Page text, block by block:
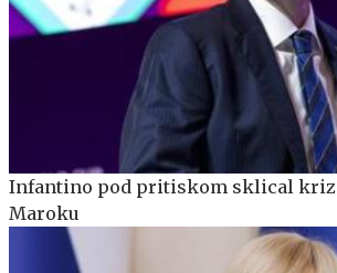
Infantino pod pritiskom sklical
Maroku